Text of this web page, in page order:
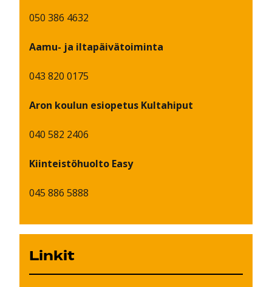
050 386 4632
Aamu- ja iltapäivätoiminta
043 820 0175
Aron koulun esiopetus Kultahiput
040 582 2406
Kiinteistöhuolto Easy
045 886 5888
Linkit